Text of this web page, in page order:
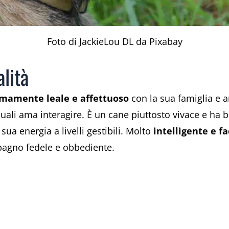
Foto di JackieLou DL da Pixabay
leale e affettuoso con la sua famiglia e
ama interagire. È un cane piuttosto vivace e ha
energia a livelli gestibili. Molto intelligente e
fedele e obbediente.